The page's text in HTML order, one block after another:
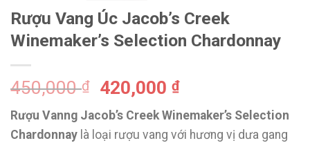
Rượu Vang Úc Jacob’s Creek
Winemaker’s Selection Chardonnay
450,000₫ 420,000 ₫
Rượu Vanng Jacob’s Creek Winemaker’s Selection
Chardonnay là loại rượu vang với hương vị dưa gang